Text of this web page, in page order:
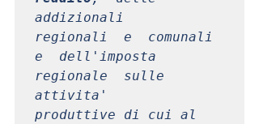
addizionali
regionali  e  comunali
e  dell'imposta
regionale  sulle
attivita'
produttive di cui al